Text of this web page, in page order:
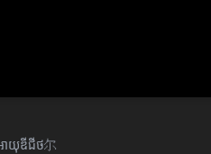
ាយុឌីជីថ尔